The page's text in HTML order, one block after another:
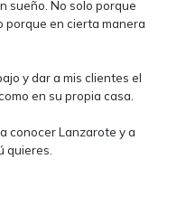
sueño. No solo porque
porque en cierta manera
y dar a mis clientes el
en su propia casa.
conocer Lanzarote y a
quieres.